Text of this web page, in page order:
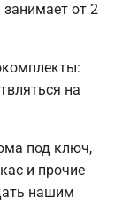
занимает от 2
на
под ключ,
и прочие
нашим